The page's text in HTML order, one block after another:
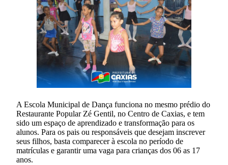
A Escola Municipal de Dança funciona no mesmo prédio do
Restaurante Popular Zé Gentil, no Centro de Caxias, e tem
sido um espaço de aprendizado e transformação para os
alunos. Para os pais ou responsáveis que desejam inscrever
seus filhos, basta comparecer à escola no período de
matrículas e garantir uma vaga para crianças dos 06 as 17
anos.